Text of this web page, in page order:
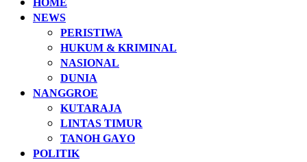
HOME
NEWS
PERISTIWA
HUKUM & KRIMINAL
NASIONAL
DUNIA
NANGGROE
KUTARAJA
LINTAS TIMUR
TANOH GAYO
POLITIK